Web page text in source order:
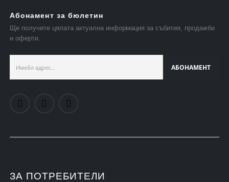
Абонамент за бюлетин
Ще получите цялата актуална информация за събития, продажби
и оферти.
ЗА ПОТРЕБИТЕЛИ